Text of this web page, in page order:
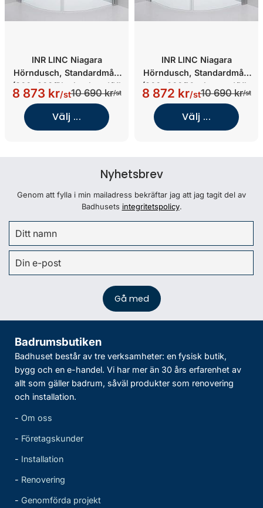
INR LINC Niagara
Hörndusch, Standardmått
(800x900/Blankpolerad/Kl
arglas)
8 873 kr/st10 690 kr/st
Välj ...
INR LINC Niagara
Hörndusch, Standardmått
(900x900/Mattborstad/Kla
rglas)
8 872 kr/st10 690 kr/st
Välj ...
Nyhetsbrev
Genom att fylla i min mailadress bekräftar jag att jag tagit del av
Badhusets integritetspolicy.
Badrumsbutiken
Badhuset består av tre verksamheter: en fysisk butik,
bygg och en e-handel. Vi har mer än 30 års erfarenhet av
allt som gäller badrum, såväl produkter som renovering
och installation.
- Om oss
- Företagskunder
- Installation
- Renovering
- Genomförda projekt